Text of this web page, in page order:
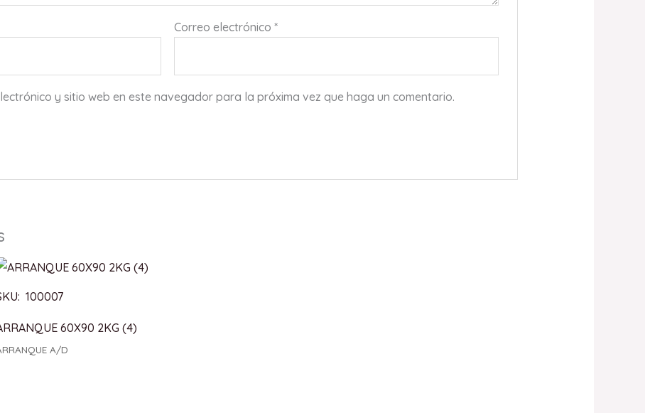
Correo electrónico*
y sitio web en este navegador para la próxima vez que haga un comentario.
100007
60X90 2KG (4)
A/D